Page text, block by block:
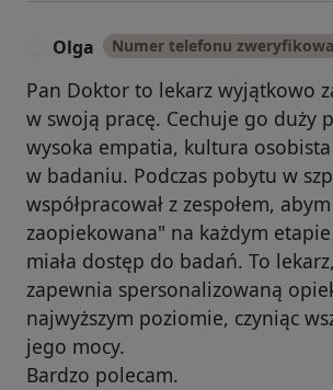
Olga Numer telefonu
Pan Doktor to lekarz wyjątkowo
w swoją pracę. Cechuje go duży
wysoka empatia, kultura
w badaniu. Podczas pobytu w
współpracował z zespołem,
zaopiekowana" na każdym
miała dostęp do badań. To
zapewnia spersonalizowaną
najwyższym poziomie, czyniąc
jego mocy.
Bardzo polecam.